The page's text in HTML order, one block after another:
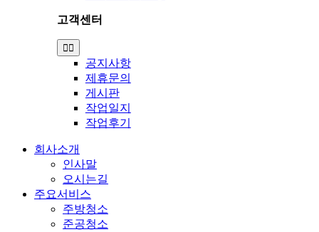
고객센터
Toggle
Navigation
공지사항
제휴문의
게시판
작업일지
작업후기
회사소개
인사말
오시는길
주요서비스
주방청소
준공청소